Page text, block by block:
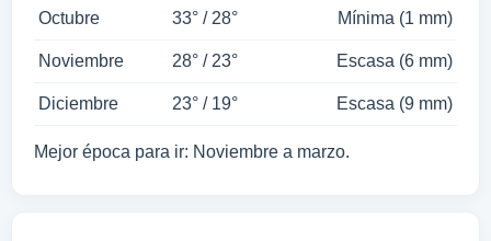
Octubre 33° / 28° Mínima (1 mm)
Noviembre 28° / 23° Escasa (6 mm)
Diciembre 23° / 19° Escasa (9 mm)
Mejor época para ir: Noviembre a marzo.